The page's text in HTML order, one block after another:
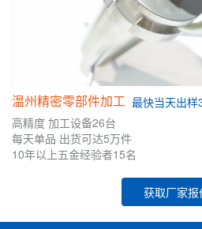
温州精密零部件加工 最快当天出样
高精度 加工设备26台
每天单品 出货可达5万件
10年以上五金经验者15名
获取厂家报